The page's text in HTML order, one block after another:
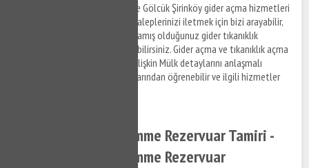
Gölcük Şirinköy lavabo açma ve Gölcük Şirinköy gider açma hizmetleri
ile ilgili bilgi almak ve destek taleplerinizi iletmek için bizi arayabilir,
Gölcük Şirinköy bölgesinde yaşamış olduğunuz gider tıkanıklık
problemleri ile ilgili destek alabilirsiniz. Gider açma ve tıkanıklık açma
hizmetleri ve ilgili hizmetlere ilişkin Mülk detaylarını anlaşmalı
olduğumuz firmaların elemanlarından öğrenebilir ve ilgili hizmetler
Gölcük Şirinköy Gömme Rezervuar Tamiri -
Gölcük Şirinköy Gömme Rezervuar